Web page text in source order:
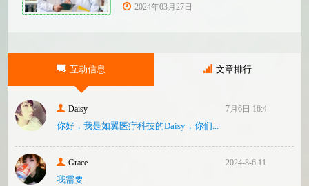
们客户验厂的通知邮件。起因是2023年12
2024年03月27日
互动信息 文章排行
Daisy 7月6日 16:47
你好，我是如翼医疗科技的Daisy，你们...
Grace 2024-8-6 11:14
我需要